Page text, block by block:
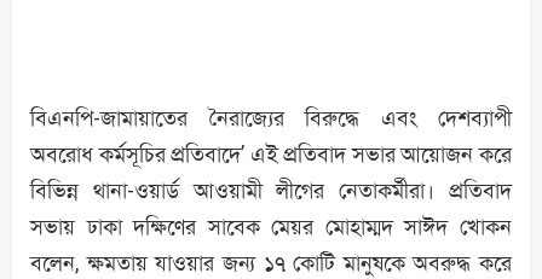
বিএনপি-জামায়াতের নৈরাজ্যের বিরুদ্ধে এবং দেশব্যাপী
অবরোধ কর্মসূচির প্রতিবাদে’ এই প্রতিবাদ সভার আয়োজন করে
বিভিন্ন থানা-ওয়ার্ড আওয়ামী লীগের নেতাকর্মীরা। প্রতিবাদ
সভায় ঢাকা দক্ষিণের সাবেক মেয়র মোহাম্মদ সাঈদ খোকন
বলেন, ক্ষমতায় যাওয়ার জন্য ১৭ কোটি মানুষকে অবরুদ্ধ করে